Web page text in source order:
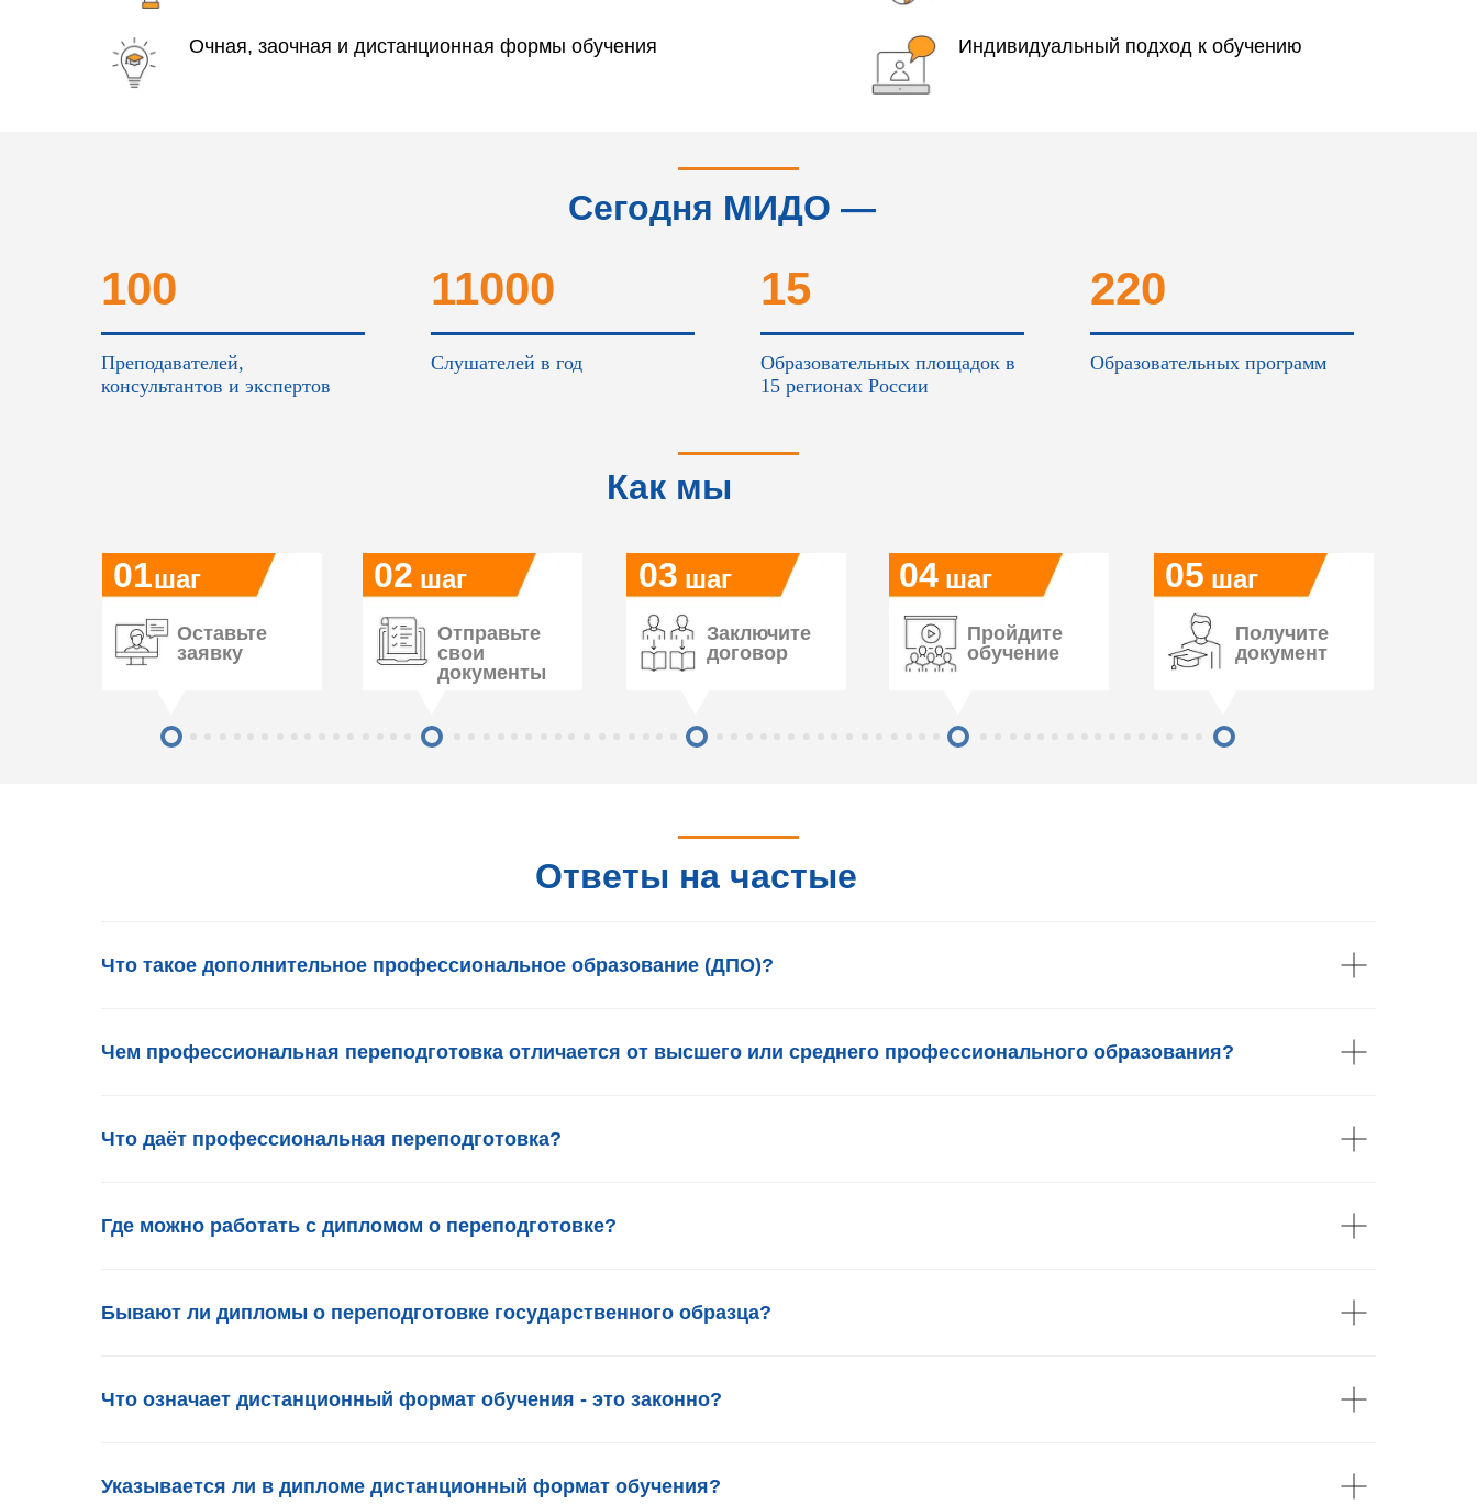
Очная, заочная и дистанционная формы обучения Индивидуальный подход к обучению
Сегодня МИДО —
100
Преподавателей,
консультантов и экспертов
11000
Слушателей в год
15
Образовательных площадок в
15 регионах России
220
Образовательных программ
Как мы
05
04
03
02
01
Оставьте
заявку
шаг шаг шаг шаг шаг
Отправьте
свои
документы
Заключите
договор
Пройдите
обучение
Получите
документ
Ответы на частые
Что такое дополнительное профессиональное образование (ДПО)?
Чем профессиональная переподготовка отличается от высшего или среднего профессионального образования?
Что даёт профессиональная переподготовка?
Где можно работать с дипломом о переподготовке?
Бывают ли дипломы о переподготовке государственного образца?
Что означает дистанционный формат обучения - это законно?
Указывается ли в дипломе дистанционный формат обучения?